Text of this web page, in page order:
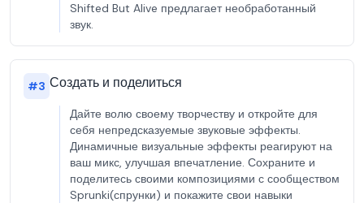
Shifted But Alive предлагает необработанный
звук.
#3 Создать и поделиться
Дайте волю своему творчеству и откройте для
себя непредсказуемые звуковые эффекты.
Динамичные визуальные эффекты реагируют на
ваш микс, улучшая впечатление. Сохраните и
поделитесь своими композициями с сообществом
Sprunki(спрунки) и покажите свои навыки